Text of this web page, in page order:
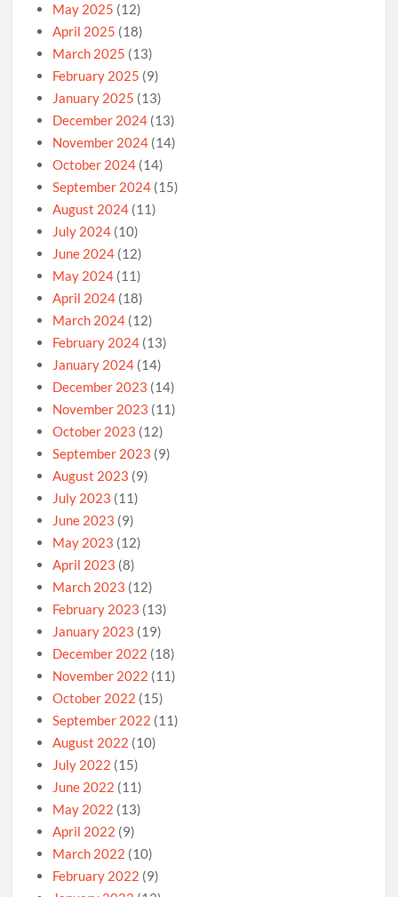
May 2025 (12)
April 2025 (18)
March 2025 (13)
February 2025 (9)
January 2025 (13)
December 2024 (13)
November 2024 (14)
October 2024 (14)
September 2024 (15)
August 2024 (11)
July 2024 (10)
June 2024 (12)
May 2024 (11)
April 2024 (18)
March 2024 (12)
February 2024 (13)
January 2024 (14)
December 2023 (14)
November 2023 (11)
October 2023 (12)
September 2023 (9)
August 2023 (9)
July 2023 (11)
June 2023 (9)
May 2023 (12)
April 2023 (8)
March 2023 (12)
February 2023 (13)
January 2023 (19)
December 2022 (18)
November 2022 (11)
October 2022 (15)
September 2022 (11)
August 2022 (10)
July 2022 (15)
June 2022 (11)
May 2022 (13)
April 2022 (9)
March 2022 (10)
February 2022 (9)